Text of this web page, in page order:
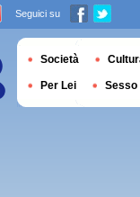
Seguici su
Società
Per Lei Sesso